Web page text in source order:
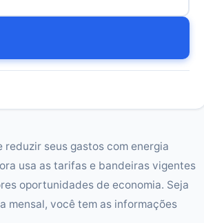
seus gastos com energia
usa as tarifas e bandeiras vigentes
oportunidades de economia. Seja
mensal, você tem as informações